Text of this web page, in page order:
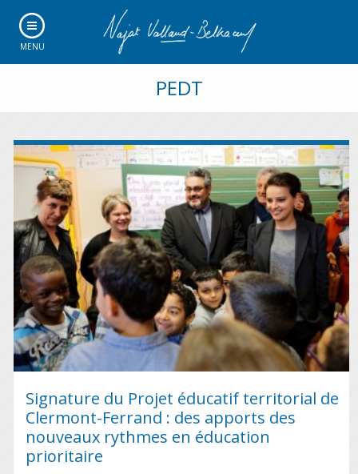
MENU
PEDT
Signature du Projet éducatif territorial de
Clermont-Ferrand : des apports des
nouveaux rythmes en éducation
prioritaire